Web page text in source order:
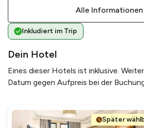
Alle Informationen
Inkludiert im Trip
Dein Hotel
Eines dieser Hotels ist inklusive.
Datum gegen Aufpreis bei der
Später